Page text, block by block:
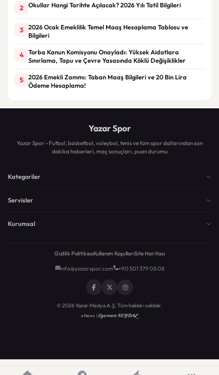
2 Okullar Hangi Tarihte Açılacak? 2026 Yılı Tatil Bilgileri
3
2026 Ocak Emeklilik Temel Maaş Hesaplama Tablosu ve
Bilgileri
4
Torba Kanun Komisyonu Onayladı: Yüksek Aidatlara
Sınırlama, Tapu ve Çevre Yasasında Köklü Değişiklikler
5
2026 Emekli Zammı: Taban Maaş Bilgileri ve 20 Bin Lira
Ödeme Hesaplama!
Yazar Spor
Yazar Spor - Futbol, basketbol, voleybol, tenis ve tüm spor dallarından son
dakika haberleri, maç sonuçları, puan durumu
Kategoriler
Servisler
Kurumsal
Gizlilik PolitikasıKullanım KoşullarıSite Haritası
info@yazarspor.com +90 501 379 08 08
© 2026 Yazar Medya A.Ş. Tüm hakları saklıdır.
eNews |Egemen KEYDAL